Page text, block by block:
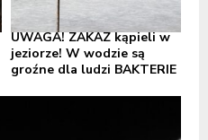
UWAGA! ZAKAZ kąpieli w
jeziorze! W wodzie są
groźne dla ludzi BAKTERIE